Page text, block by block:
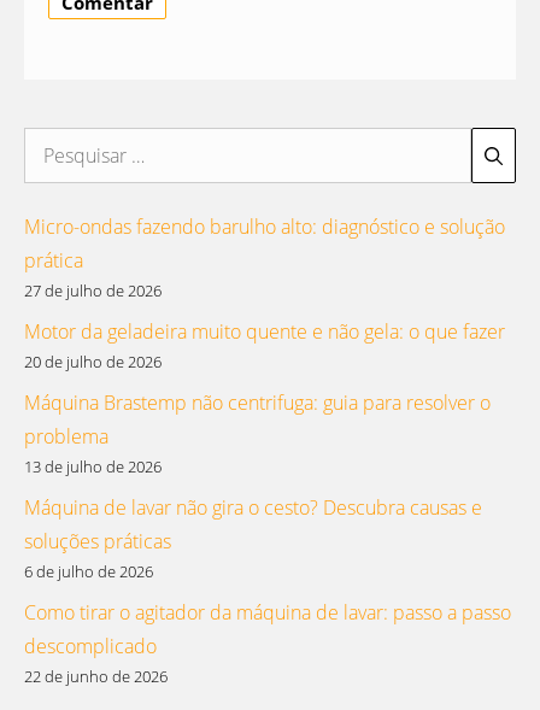
Pesquisar
por:
Micro-ondas fazendo barulho alto: diagnóstico e solução
prática
27 de julho de 2026
Motor da geladeira muito quente e não gela: o que fazer
20 de julho de 2026
Máquina Brastemp não centrifuga: guia para resolver o
problema
13 de julho de 2026
Máquina de lavar não gira o cesto? Descubra causas e
soluções práticas
6 de julho de 2026
Como tirar o agitador da máquina de lavar: passo a passo
descomplicado
22 de junho de 2026